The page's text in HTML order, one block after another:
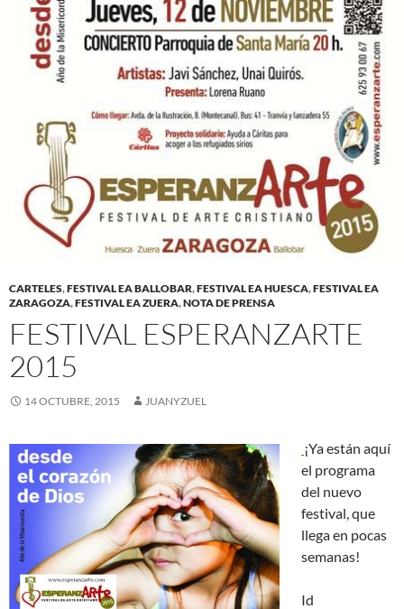
CARTELES,FESTIVAL EA BALLOBAR,FESTIVAL EA HUESCA,FESTIVAL EA
ZARAGOZA,FESTIVAL EA ZUERA,NOTA DE PRENSA
FESTIVAL ESPERANZARTE
2015
14 OCTUBRE, 2015 JUANYZUEL
¡Ya están aquí
el programa
del nuevo
festival, que
llega en pocas
semanas!
Id